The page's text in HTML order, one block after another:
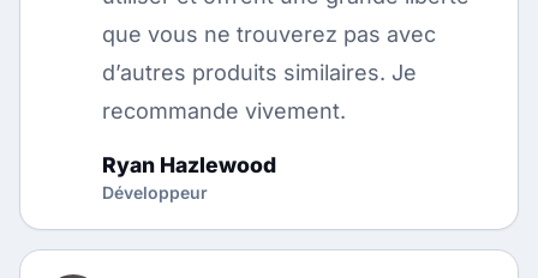
que vous ne trouverez pas avec
d’autres produits similaires. Je
recommande vivement.
Ryan Hazlewood
Développeur